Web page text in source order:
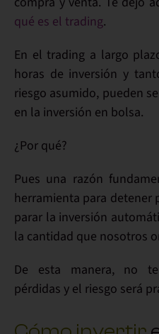
qué es el trading.
En el trading a largo
horas de inversión y
riesgo asumido, pueden
en la inversión en bolsa.
¿Por qué?
Pues una razón
herramienta para detener
parar la inversión
la cantidad que nosotros
De esta manera, no
pérdidas y el riesgo será